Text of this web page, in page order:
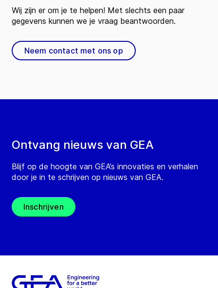
Ontvang nieuws van GEA
Blijf op de hoogte van GEA’s innovaties en verhalen
door je in te schrijven op nieuws van GEA.
Inschrijven
Wij zijn er om je te helpen! Met slechts een paar
gegevens kunnen we je vraag beantwoorden.
Neem contact met ons op